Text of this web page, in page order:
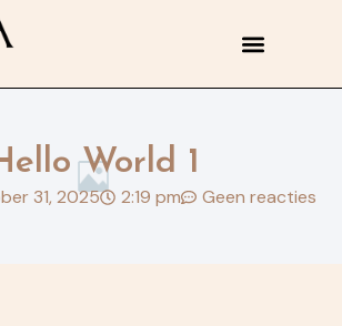
World 1
31, 2025 2:19 pm Geen reacties